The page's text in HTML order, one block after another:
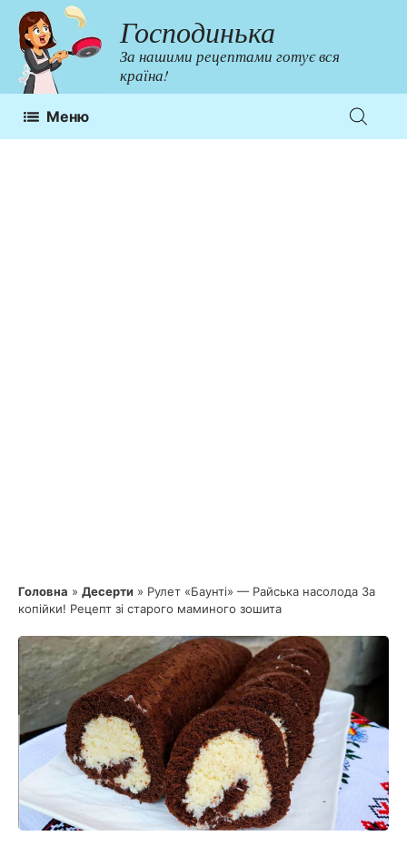
Перейти
до
контенту
Господинька
За нашими рецептами готує вся
країна!
Меню
Головна » Десерти » Рулет «Баунті» — Райська насолода За
копійки! Рецепт зі старого маминого зошита